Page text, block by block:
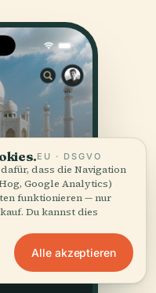
EU · DSGVO
dass die Navigation
Google Analytics)
funktionieren — nur
Du kannst dies
Alle akzeptieren